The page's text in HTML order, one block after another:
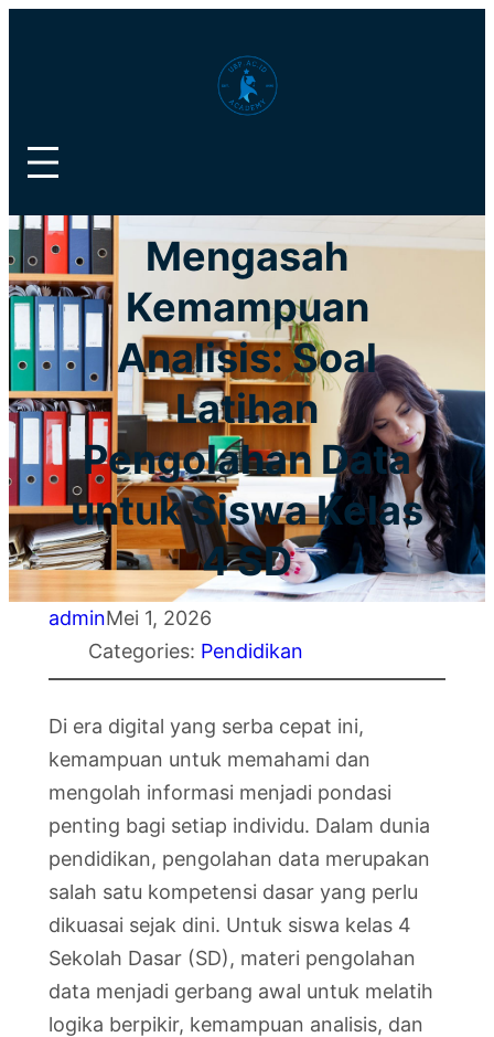
Mengasah
Kemampuan
Analisis: Soal
Latihan
Pengolahan Data
untuk Siswa Kelas
4 SD
adminMei 1, 2026
Categories: Pendidikan
Di era digital yang serba cepat ini,
kemampuan untuk memahami dan
mengolah informasi menjadi pondasi
penting bagi setiap individu. Dalam dunia
pendidikan, pengolahan data merupakan
salah satu kompetensi dasar yang perlu
dikuasai sejak dini. Untuk siswa kelas 4
Sekolah Dasar (SD), materi pengolahan
data menjadi gerbang awal untuk melatih
logika berpikir, kemampuan analisis, dan